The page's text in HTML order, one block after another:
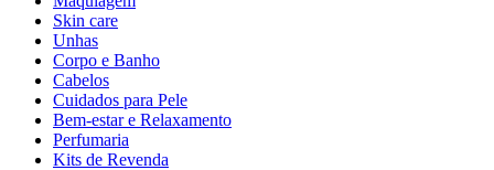
Skin care
Unhas
Corpo e Banho
Cabelos
Cuidados para Pele
Bem-estar e Relaxamento
Perfumaria
Kits de Revenda